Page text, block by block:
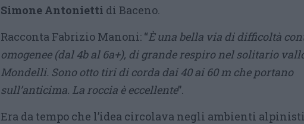
Simone Antonietti di Baceno.
Racconta Fabrizio Manoni: “È una bella via di difficoltà
omogenee (dal 4b al 6a+), di grande respiro nel solitario
Mondelli. Sono otto tiri di corda dai 40 ai 60 m che portano
sull’anticima. La roccia è eccellente”.
Era da tempo che l’idea circolava negli ambienti